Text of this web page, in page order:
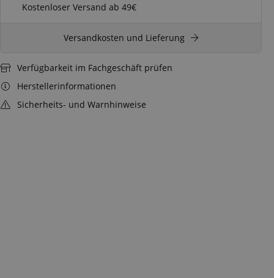
Kostenloser Versand ab 49€
Versandkosten und Lieferung
Verfügbarkeit im Fachgeschäft prüfen
Herstellerinformationen
Sicherheits- und Warnhinweise